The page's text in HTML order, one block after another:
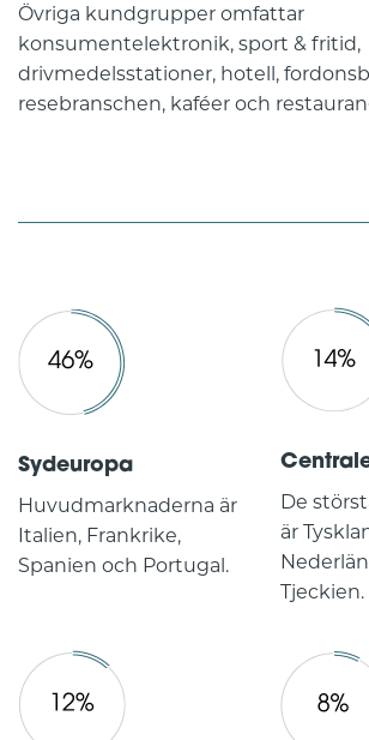
Övriga kundgrupper omfattar
konsumentelektronik, sport & fritid,
drivmedelsstationer, hotell,
resebranschen, kaféer och
Sydeuropa
Huvudmarknaderna är
Italien, Frankrike,
Spanien och Portugal.
De
är
Tjeckien.